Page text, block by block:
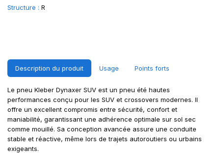
Structure : R
Description du produit Usage Points forts
Le pneu Kleber Dynaxer SUV est un pneu été hautes
performances conçu pour les SUV et crossovers modernes. Il
offre un excellent compromis entre sécurité, confort et
maniabilité, garantissant une adhérence optimale sur sol sec
comme mouillé. Sa conception avancée assure une conduite
stable et réactive, même lors de trajets autoroutiers ou urbains
exigeants.